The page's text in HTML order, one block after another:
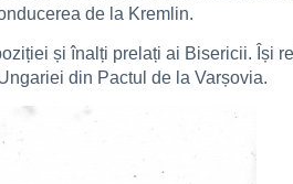
de la Kremlin.
și înalți prelați ai Bisericii. Își
din Pactul de la Varșovia.